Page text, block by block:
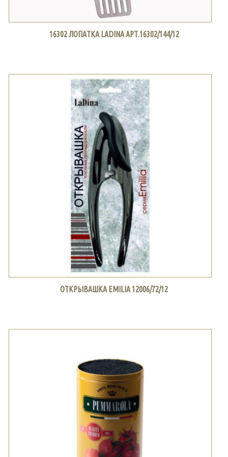
16302 ЛОПАТКА LADINA АРТ.16302/144/12
ОТКРЫВАШКА EMILIA 12006/72/12